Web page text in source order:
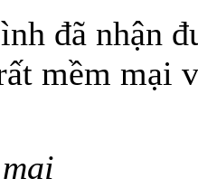
đã nhận
mềm mại